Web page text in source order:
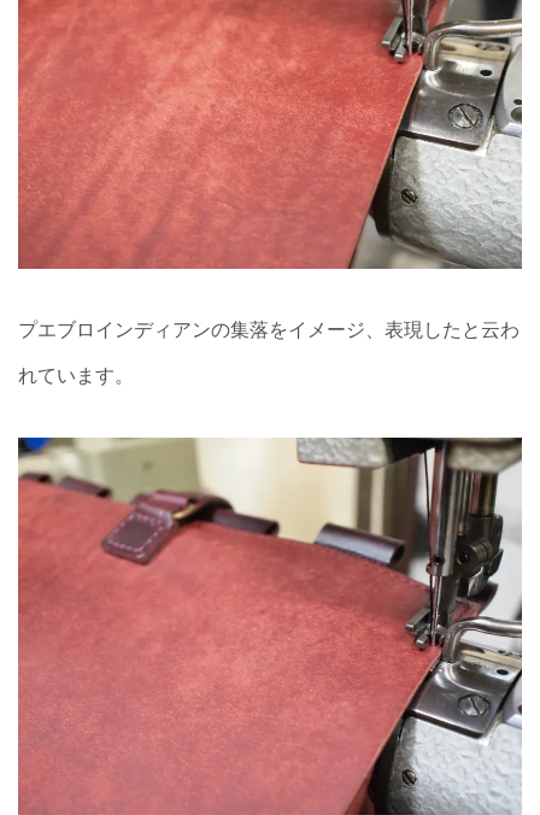
プエブロインディアンの集落をイメージ、表現したと云わ
れています。